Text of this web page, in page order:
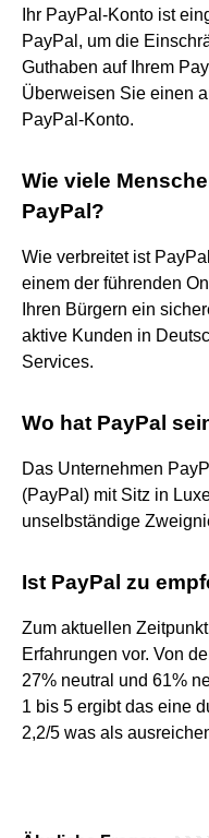
Ihr PayPal-Konto ist
PayPal, um die
Guthaben auf Ihrem
Überweisen Sie einen
PayPal-Konto.
Wie viele
PayPal?
Wie verbreitet ist
einem der führenden
Ihren Bürgern ein
aktive Kunden in
Services.
Wo hat PayPal
Das Unternehmen
(PayPal) mit Sitz in
unselbständige
Ist PayPal zu
Zum aktuellen
Erfahrungen vor. Von
27% neutral und 61%
1 bis 5 ergibt das eine
2,2/5 was als